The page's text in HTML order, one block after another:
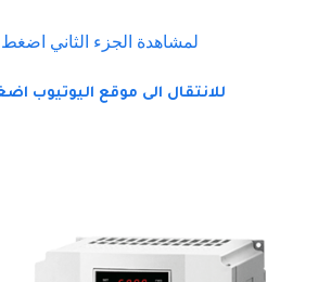
لمشاهدة الجزء الثاني اضغط
للانتقال الى موقع اليوتيوب